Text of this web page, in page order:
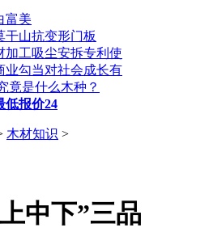
富美
干山抗变形门板
加工吸尘安拆专利使
业勾当对社会成长有
竟是什么木种？
低报价24
木材知识 >
中下”三品